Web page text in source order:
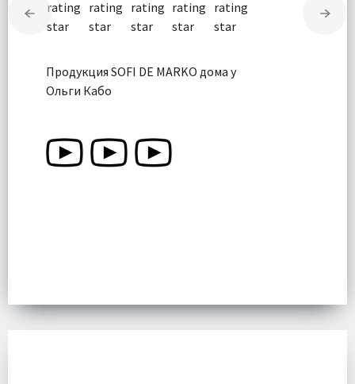
Продукция SOFI DE MARKO дома у
Ольги Кабо